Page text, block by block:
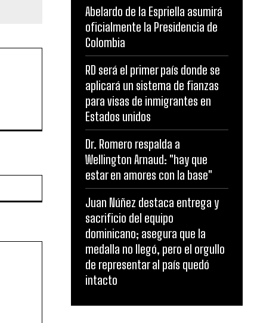
Abelardo de la Espriella asumirá
oficialmente la Presidencia de
Colombia
RD será el primer país donde se
aplicará un sistema de fianzas
para visas de inmigrantes en
Estados unidos
Dr. Romero respalda a
Wellington Arnaud: "hay que
estar en amores con la base"
Juan Núñez destaca entrega y
sacrificio del equipo
dominicano; asegura que la
medalla no llegó, pero el orgullo
de representar al país quedó
intacto